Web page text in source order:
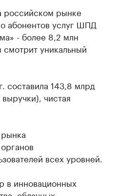
российском рынке
абонентов услуг ШПД
- более 8,2 млн
уникальный
составила 143,8 млрд
чистая
всех уровней.
в инновационных